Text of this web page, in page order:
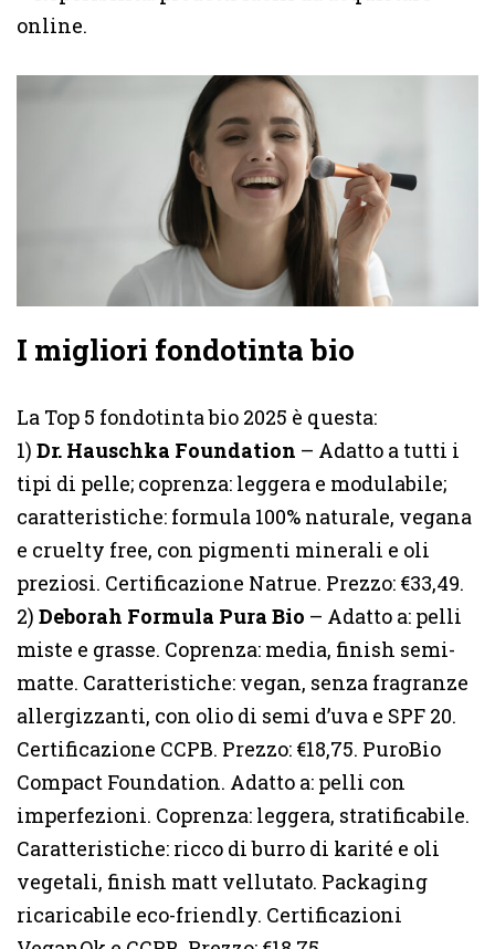
online.
I migliori fondotinta bio
La Top 5 fondotinta bio 2025 è questa:
1) Dr. Hauschka Foundation – Adatto a tutti i
tipi di pelle; coprenza: leggera e modulabile;
caratteristiche: formula 100% naturale, vegana
e cruelty free, con pigmenti minerali e oli
preziosi. Certificazione Natrue. Prezzo: €33,49.
2) Deborah Formula Pura Bio – Adatto a: pelli
miste e grasse. Coprenza: media, finish semi-
matte. Caratteristiche: vegan, senza fragranze
allergizzanti, con olio di semi d’uva e SPF 20.
Certificazione CCPB. Prezzo: €18,75. PuroBio
Compact Foundation. Adatto a: pelli con
imperfezioni. Coprenza: leggera, stratificabile.
Caratteristiche: ricco di burro di karité e oli
vegetali, finish matt vellutato. Packaging
ricaricabile eco-friendly. Certificazioni